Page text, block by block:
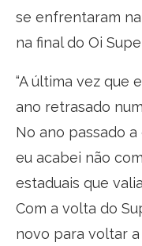
se enfrentaram
na final do Oi
“A última vez que
ano retrasado
No ano passado
eu acabei não
estaduais que
Com a volta do
novo para voltar